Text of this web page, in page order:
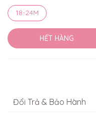
18-24M
HẾT HÀNG
Đổi Trả & Bảo Hành